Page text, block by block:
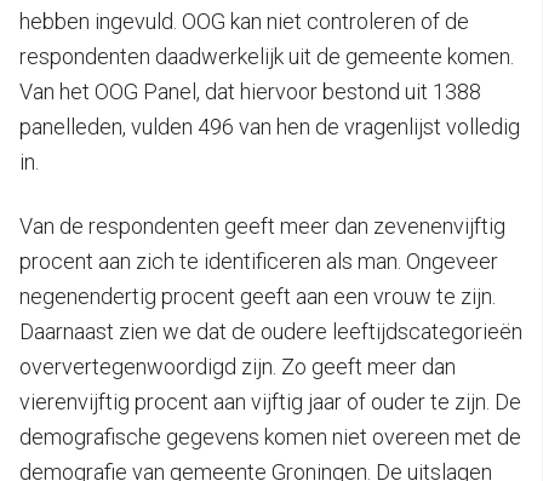
hebben ingevuld. OOG kan niet controleren of de
respondenten daadwerkelijk uit de gemeente komen.
Van het OOG Panel, dat hiervoor bestond uit 1388
panelleden, vulden 496 van hen de vragenlijst volledig
in.
Van de respondenten geeft meer dan zevenenvijftig
procent aan zich te identificeren als man. Ongeveer
negenendertig procent geeft aan een vrouw te zijn.
Daarnaast zien we dat de oudere leeftijdscategorieën
oververtegenwoordigd zijn. Zo geeft meer dan
vierenvijftig procent aan vijftig jaar of ouder te zijn. De
demografische gegevens komen niet overeen met de
demografie van gemeente Groningen. De uitslagen